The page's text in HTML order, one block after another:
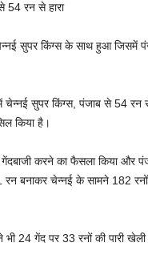
54 रन से हारा
सुपर किंग्स के साथ हुआ जिसमें
सुपर किंग्स, पंजाब से 54 रन
किया है।
करने का फैसला किया और
रन बनाकर चेन्नई के सामने 182 रनों
24 गेंद पर 33 रनों की पारी